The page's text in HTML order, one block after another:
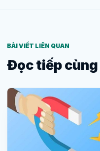
BÀI VIẾT LIÊN QUAN
Đọc tiếp cùng